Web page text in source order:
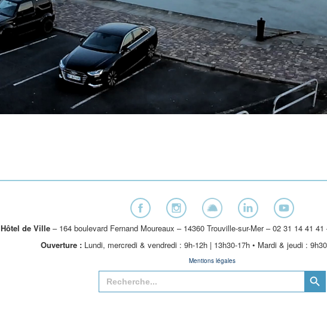
Hôtel de Ville – 164 boulevard Fernand Moureaux – 14360 Trouville-sur-Mer – 02 31 14 41 41
Ouverture :Lundi, mercredi & vendredi : 9h-12h | 13h30-17h • Mardi & jeudi :
Mentions légales
Search
for:
Search Button